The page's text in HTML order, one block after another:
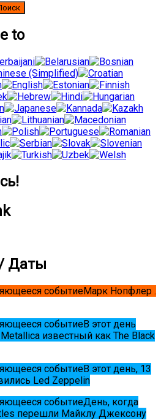
to
Даты
событиеМарк Нопфлер .
событиеВ этот день
известный как The Black
событиеВ этот день, 13
Led Zeppelin
событиеДень, когда
перешли Майклу Джексону